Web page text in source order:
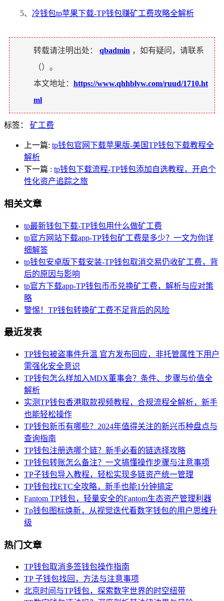
5、 冷钱包tp苹果下载-TP钱包赚矿工费攻略全解析
转载请注明出处： qbadmin ，如有疑问，请联系
（）。
本文地址： https://www.qhhblyw.com/ruud/1710.ht
ml
标签： 矿工费
上一篇: tp钱包官网下载苹果版-美国TP钱包下载教程全
解析
下一篇 : tp钱包下载流程-TP钱包添加自选教程，开启个
性化资产追踪之旅
相关文章
tp最新钱包下载-TP钱包用什么做矿工费
tp官方网站下载app-TP钱包矿工费是多少？一文为你详
细解答
tp钱包安卓版下载安装-TP钱包取消交易仍收矿工费，背
后的原因与影响
tp官方下载app-TP钱包币币兑换矿工费，解析与应对策
略
警惕！TP钱包转换矿工费不足背后的风险
最近发表
TP钱包被盗事件升温 官方发布回应，非托管属性下用户
需强化安全意识
TP钱包怎么样加入MDX董事会？条件、步骤与价值全
解析
实测TP钱包香港取款视频教程，合规流程全解析，新手
也能轻松操作
TP钱包新币有哪些？2024年值得关注的新兴币种盘点与
查询指南
TP钱包注册选哪个链？新手必看的链选择攻略
TP钱包转账怎么备注？一文搞懂操作步骤与注意事项
TP子钱包导入教程，轻松实现多链资产统一管理
TP钱包找ETC全攻略，新手也能1分钟搞定
Fantom TP钱包，轻量安全的Fantom生态资产管理利器
Tp钱包图标焕新，从视觉迭代看数字钱包的用户思维升
级
热门文章
TP钱包取消多签钱包操作指南
TP 子钱包找回，方法与注意事项
北京时间与TP钱包，探索数字世界的时空纽带